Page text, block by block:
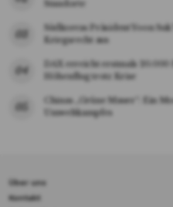
Standorte
Südkoreas Präsident Yoon Suk
Kriegsrecht aus
DAX erreicht erstmals 20.000
Höhenflug trotz Krise
Chinas „Grüne Mauer“: Ein
Umweltkampfes
Über uns
Kontakt